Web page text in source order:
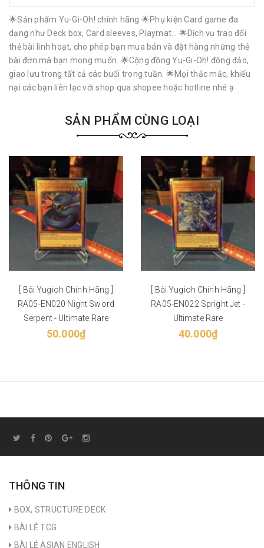
🌟Sản phẩm Yu-Gi-Oh! chính hãng 🌟Phụ kiện Card game đa
dạng như Deck box, Card sleeves, Playmat… 🌟Dịch vụ trao đổi
thẻ bài linh hoạt, cho phép bạn mua bán và đặt hàng những thẻ
bài đơn mà bạn mong muốn. 🌟Cộng đồng Yu-Gi-Oh! đông đảo,
giao lưu trong tất cả các buổi trong tuần. 🌟Mọi thắc mắc, khiếu
nại các bạn liên lạc với shop qua shopee hoặc hotline nhé ạ
SẢN PHẨM CÙNG LOẠI
[ Bài Yugioh Chính Hãng ]
RA05-EN020 Night Sword
Serpent - Ultimate Rare
50.000₫
[ Bài Yugioh Chính Hãng ]
RA05-EN022 Spright Jet -
Ultimate Rare
40.000₫
THÔNG TIN
BOX, STRUCTURE DECK
BÀI LẺ TCG
BÀI LẺ ASIAN ENGLISH